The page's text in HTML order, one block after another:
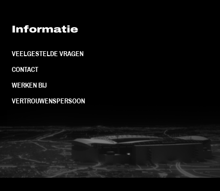
Informatie
VEELGESTELDE VRAGEN
CONTACT
WERKEN BIJ
VERTROUWENSPERSOON
FC Utrecht<br>vanuit<br>het